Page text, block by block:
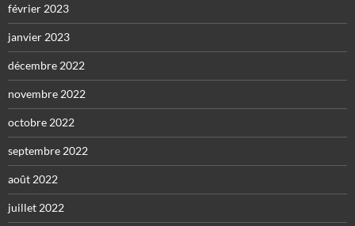
février 2023
janvier 2023
décembre 2022
novembre 2022
octobre 2022
septembre 2022
août 2022
juillet 2022